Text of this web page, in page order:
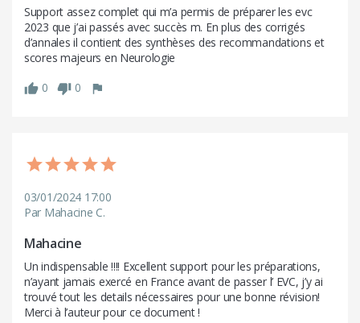
Support assez complet qui m’a permis de préparer les evc
2023 que j’ai passés avec succès m. En plus des corrigés
d’annales il contient des synthèses des recommandations et
scores majeurs en Neurologie
0
0
03/01/2024 17:00
Par Mahacine C.
Mahacine
Un indispensable !!!! Excellent support pour les préparations,
n’ayant jamais exercé en France avant de passer l’ EVC, j’y ai
trouvé tout les details nécessaires pour une bonne révision!
Merci à l’auteur pour ce document !